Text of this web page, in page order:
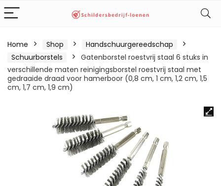
Home Shop
Handschuurgereedschap
Schuurborstels
Gatenborstel roestvrij staal 6 stuks in
verschillende maten reinigingsborstel roestvrij staal met
gedraaide draad voor hamerboor (0,8 cm, 1 cm, 1,2 cm, 1,5
cm, 1,7 cm, 1,9 cm)